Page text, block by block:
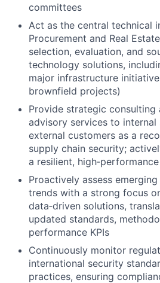
committees
Act as the central technical
Procurement and Real
selection, evaluation, and
technology solutions,
major infrastructure
brownfield projects)
Provide strategic consulting
advisory services to internal
external customers as a
supply chain security;
a resilient,
Proactively assess
trends with a strong focus
data‑driven solutions,
updated standards,
performance KPIs
Continuously monitor
international security
practices, ensuring